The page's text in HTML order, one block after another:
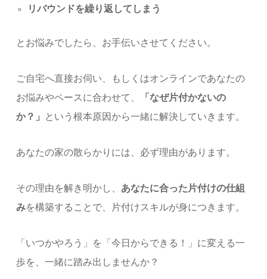
リバウンドを繰り返してしまう
とお悩みでしたら、お手伝いさせてください。
ご自宅へ直接お伺い、もしくはオンラインであなたの
お悩みやペースに合わせて、
「なぜ片付かないの
か？」
という根本原因から一緒に解決していきます。
あなたの家の散らかりには、必ず理由があります。
その理由を解き明かし、 あなたに合った片付けの仕組
みを構築することで、片付けスキルが身につきます。
「いつかやろう」を「今日からできる！」に変える一
歩を、一緒に踏み出しませんか？